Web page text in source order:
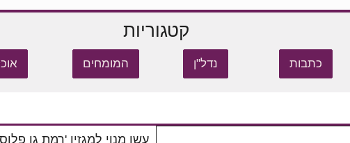
קטגוריות
כתבות נדל"ן המומחים
עשו מנוי למגזין 'רמת גן